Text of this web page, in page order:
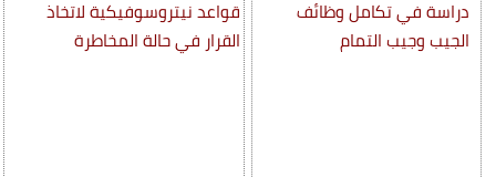
دراسة في تكامل وظائف
الجيب وجيب التمام
قواعد نيتروسوفيكية لاتخاذ
القرار في حالة المخاطرة